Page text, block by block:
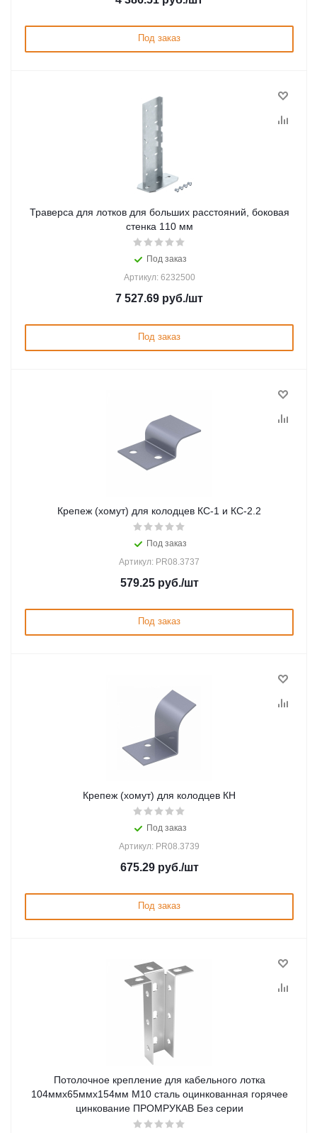
Под заказ
Траверса для лотков для больших расстояний, боковая
стенка 110 мм
Под заказ
Артикул: 6232500
7 527.69 руб./шт
Под заказ
Крепеж (хомут) для колодцев КС-1 и КС-2.2
Под заказ
Артикул: PR08.3737
579.25руб./шт
Под заказ
Крепеж (хомут) для колодцев КН
Под заказ
Артикул: PR08.3739
675.29руб./шт
Под заказ
Потолочное крепление для кабельного лотка
104ммx65ммx154мм M10 сталь оцинкованная горячее
цинкование ПРОМРУКАВ Без серии